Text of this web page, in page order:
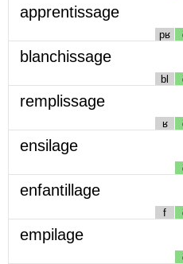
apprentissage
pʁ
blanchissage
bl
remplissage
ʁ
ensilage
enfantillage
f
empilage